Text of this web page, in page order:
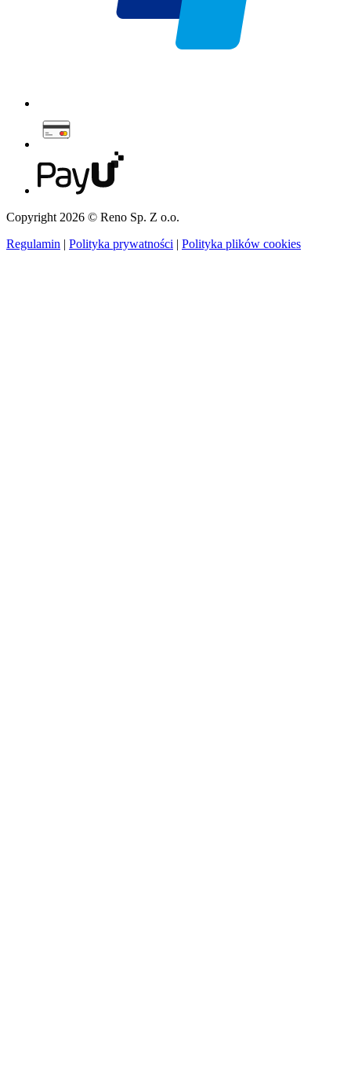
Copyright 2026 © Reno Sp. Z o.o.
Regulamin | Polityka prywatności | Polityka plików cookies